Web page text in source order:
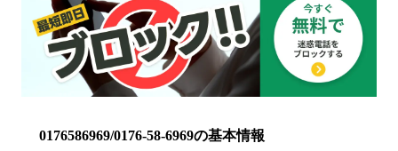
0176586969/0176-58-6969の基本情報